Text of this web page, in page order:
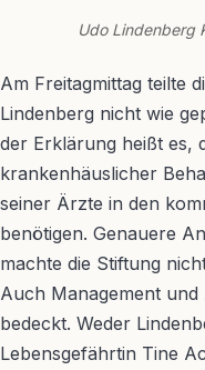
Udo Lindenberg
Am Freitagmittag teilte
Lindenberg nicht wie
der Erklärung heißt es,
krankenhäuslicher
seiner Ärzte in den
benötigen. Genauere
machte die Stiftung
Auch Management
bedeckt. Weder
Lebensgefährtin Tine